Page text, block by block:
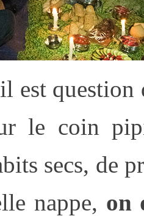
est question
le coin
secs, de
nappe, on